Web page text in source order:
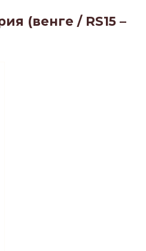
(венге / RS15 –